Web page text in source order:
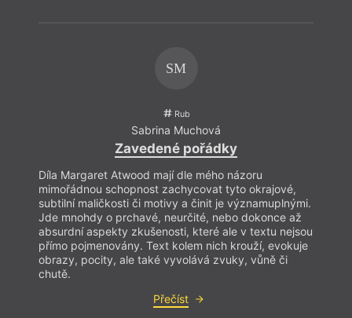
SM
Rub
Sabrina Muchová
Zavedené pořádky
Díla Margaret Atwood mají dle mého názoru
mimořádnou schopnost zachycovat tyto okrajové,
subtilní maličkosti či motivy a činit je významuplnými.
Jde mnohdy o prchavé, neurčité, nebo dokonce až
absurdní aspekty zkušenosti, které ale v textu nejsou
přímo pojmenovány. Text kolem nich krouží, evokuje
obrazy, pocity, ale také vyvolává zvuky, vůně či
chutě.
Přečíst